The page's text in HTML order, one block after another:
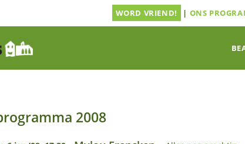
WORD VRIEND! | ONS
2008